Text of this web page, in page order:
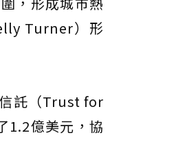
Turner）形
託（Trust for
1.2億美元，協